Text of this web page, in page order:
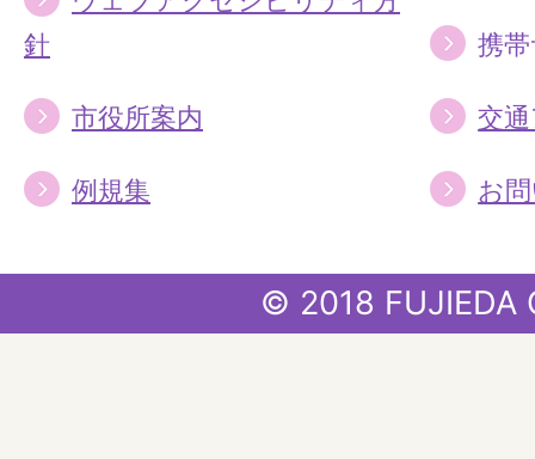
針
携
市役所案内 交
例規集 お
© 2018 FUJIEDA